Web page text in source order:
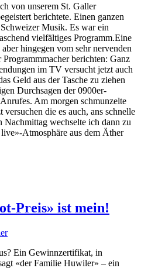
von unserem St. Galler
berichtete. Einen ganzen
Musik. Es war ein
vielfältiges Programm.Eine
hingegen vom sehr nervenden
berichten: Ganz
im TV versucht jetzt auch
Geld aus der Tasche zu ziehen
Durchsagen der 0900er-
Am morgen schmunzelte
die es auch, ans schnelle
Nachmittag wechselte ich dann zu
Atmosphäre aus dem Äther
Preis» ist mein!
Ein Gewinnzertifikat, in
«der Familie Huwiler» – ein